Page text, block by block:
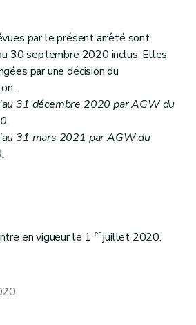
par le présent arrêté sont
30 septembre 2020 inclus. Elles
par une décision du
31 décembre 2020 par AGW du
31 mars 2021 par AGW du
en vigueur le 1 erjuillet 2020.